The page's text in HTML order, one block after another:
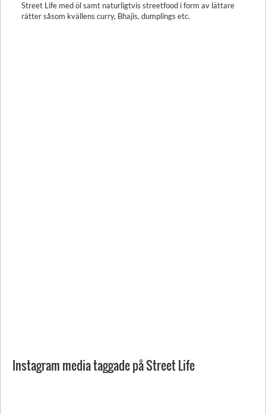
Street Life med öl samt naturligtvis streetfood i form av lättare
rätter såsom kvällens curry, Bhajis, dumplings etc.
Instagram media taggade på Street Life